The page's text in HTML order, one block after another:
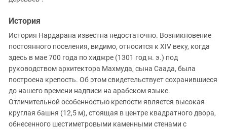
История
История Нардарана известна недостаточно. Возникновение
постоянного поселения, видимо, относится к XIV веку, когда
здесь в мае 700 года по хиджре (1301 год н. э.) под
руководством архитектора Махмуда, сына Саада, была
построена крепость. Об этом свидетельствует сохранившиеся
до нашего времени надписи на арабском языке.
Отличительной особенностью крепости является высокая
круглая башня (12,5 м), стоящая в центре квадратного двора,
обнесенного шестиметровыми каменными стенами с